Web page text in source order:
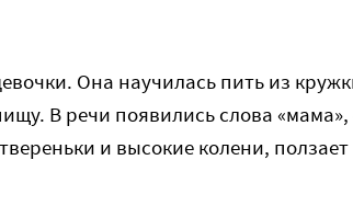
Она научилась пить из
В речи появились слова «мама»,
и высокие колени,